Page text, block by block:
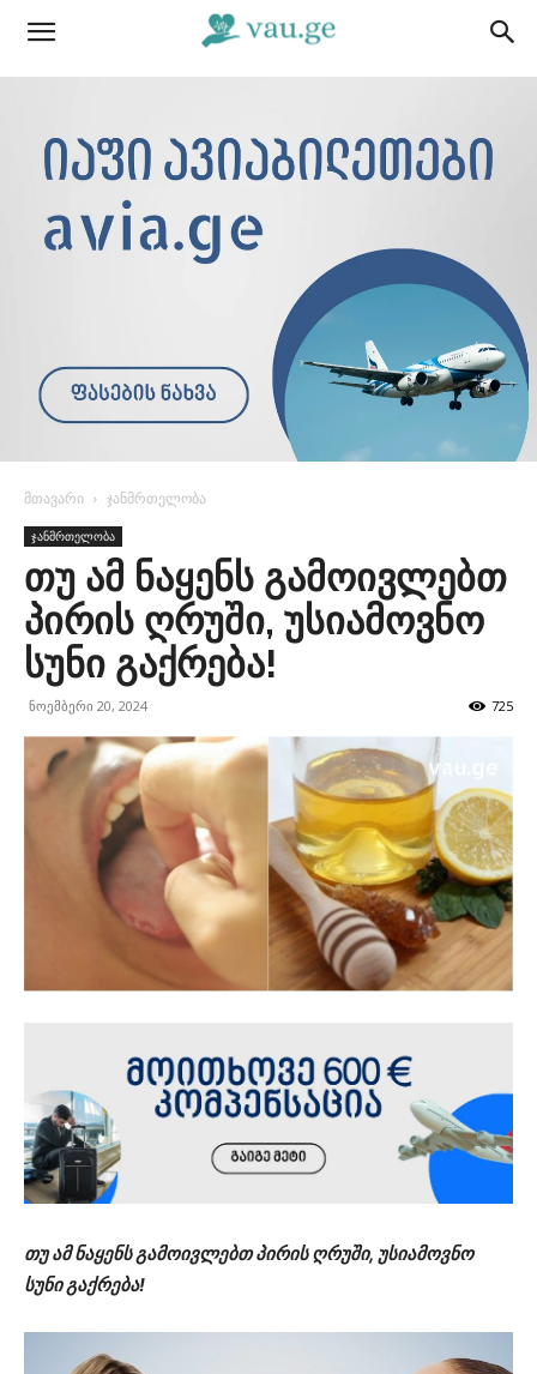
მთავარი ჯანმრთელობა
ჯანმრთელობა
თუ ამ ნაყენს გამოივლებთ
პირის ღრუში, უსიამოვნო
სუნი გაქრება!
ნოემბერი 20, 2024 725
თუ ამ ნაყენს გამოივლებთ პირის ღრუში, უსიამოვნო
სუნი გაქრება!